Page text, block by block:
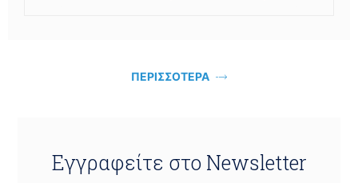
ΠΕΡΙΣΣΟΤΕΡΑ
Εγγραφείτε στο Newsletter